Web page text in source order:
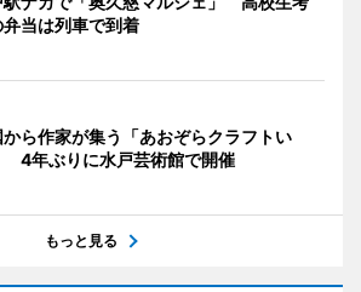
当は列車で到着
ら作家が集う「あおぞらクラフトい
4年ぶりに水戸芸術館で開催
もっと見る